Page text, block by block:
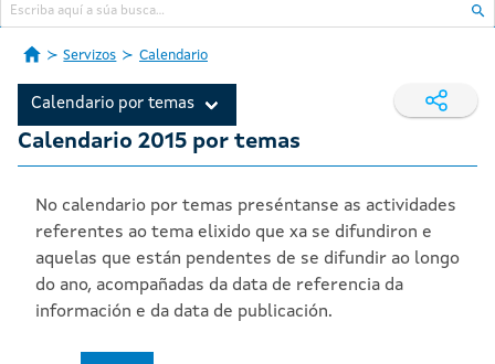
Servizos Calendario
Calendario por temas
Calendario 2015 por temas
No calendario por temas preséntanse as actividades
referentes ao tema elixido que xa se difundiron e
aquelas que están pendentes de se difundir ao longo
do ano, acompañadas da data de referencia da
información e da data de publicación.